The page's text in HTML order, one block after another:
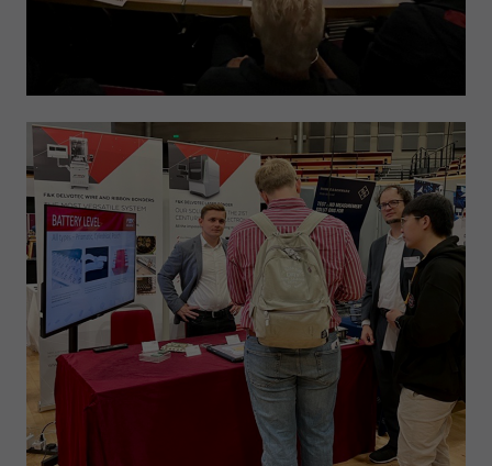
Google LLC
Zweck
Anforderungsrate einzuschränken
Name _gid
Anbieter Google LLC
Laufzeit 1 Tag
Zweck
Registriert eine eindeutige ID, die verwendet wird,
um statistische Daten dazu, wie der Besucher die
Website nutzt, zu generieren.